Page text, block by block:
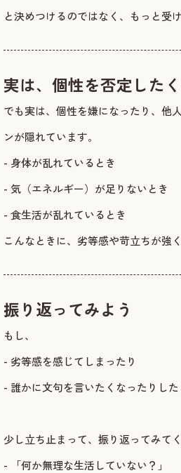
と決めつけるのではなく、もっと受
実は、個性を否定した
でも実は、個性を嫌になったり、他
ンが隠れています。
- 身体が乱れているとき
- 気（エネルギー）が足りないとき
- 食生活が乱れているとき
こんなときに、劣等感や苛立ちが強
振り返ってみよう
もし、
- 劣等感を感じてしまったり
- 誰かに文句を言いたくなったりし
少し立ち止まって、振り返ってみてく
- 「何か無理な生活していない？」